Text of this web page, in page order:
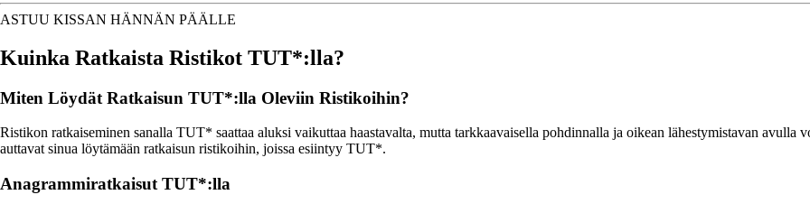
ASTUU KISSAN HÄNNÄN PÄÄLLE
Kuinka Ratkaista Ristikot TUT*:lla?
Miten Löydät Ratkaisun TUT*:lla Oleviin Ristikoihin?
Ristikon ratkaiseminen sanalla TUT* saattaa aluksi vaikuttaa haastavalta, mutta tarkkaavaisella pohdinnalla ja oikean lähestymistavan avulla
auttavat sinua löytämään ratkaisun ristikoihin, joissa esiintyy TUT*.
Anagrammiratkaisut TUT*:lla